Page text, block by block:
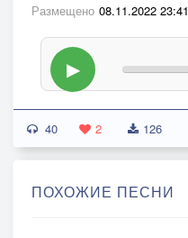
Размещено 08.11.2022 23:41
▶
40 2 126
ПОХОЖИЕ ПЕСНИ